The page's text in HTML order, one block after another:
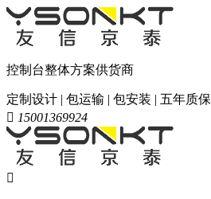
控制台整体方案供货商
定制设计 | 包运输 | 包安装 | 五年质保
 15001369924
